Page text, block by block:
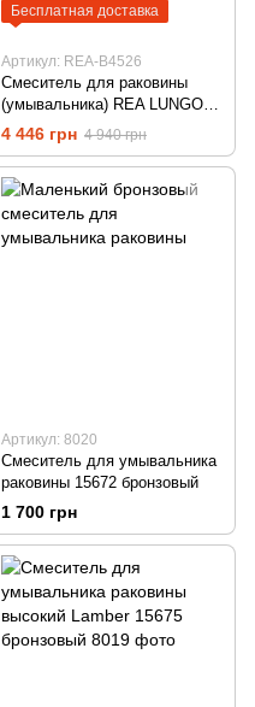
Бесплатная доставка
Артикул: REA-B4526
Смеситель для раковины
(умывальника) REA LUNGO
BRUSHED GOLD высокий
матовое золото\бронза
4 446 грн 4 940 грн
Артикул: 8020
Смеситель для умывальника
раковины 15672 бронзовый
1 700 грн